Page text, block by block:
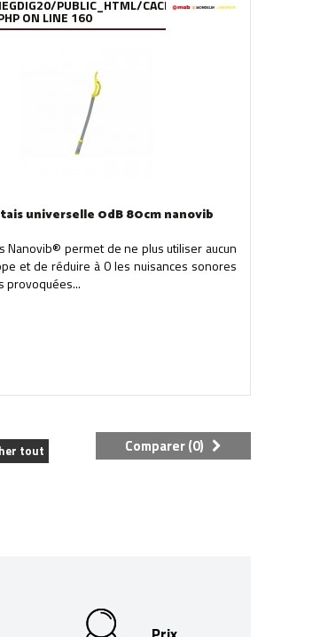
PUBLIC_HTML/CACHE/SMARTY/COMPILE/
ON LINE 160
universelle 0dB 80cm nanovib
Nanovib® permet de ne plus utiliser aucun
et de réduire à 0 les nuisances sonores
provoquées...
Comparer (0)
tout